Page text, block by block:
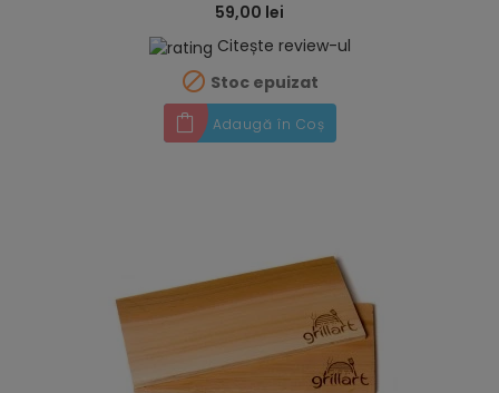
59,00 lei
Citește review-ul
 Stoc epuizat
Adaugă în Coș